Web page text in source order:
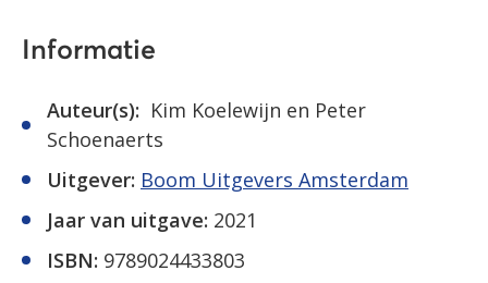
Informatie
Auteur(s): Kim Koelewijn en Peter
Schoenaerts
Uitgever: Boom Uitgevers Amsterdam
Jaar van uitgave: 2021
ISBN: 9789024433803